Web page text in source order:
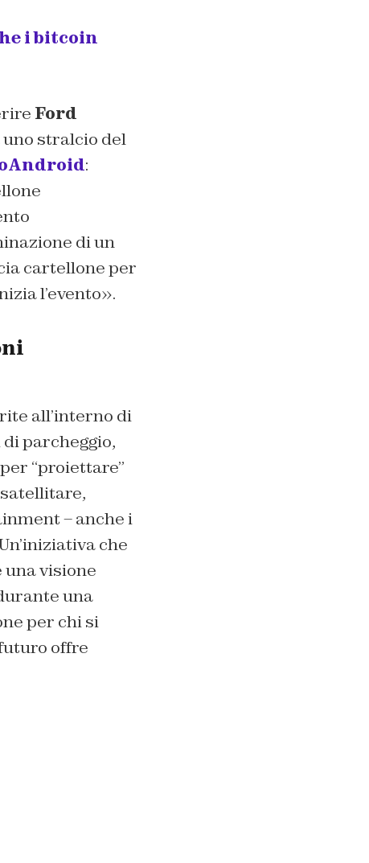
i bitcoin
Ford
stralcio del
:
di un
cartellone per
l’evento».
all’interno di
parcheggio,
“proiettare”
– anche i
che
visione
una
per chi si
offre